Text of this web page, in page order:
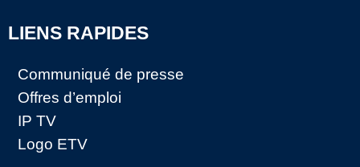
LIENS RAPIDES
Communiqué de presse
Offres d’emploi
IP TV
Logo ETV